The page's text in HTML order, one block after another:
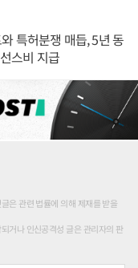
특허분쟁 매듭, 5년 동
스비 지급
은 관련 법률에 의해 제재를 받을
거나 인신공격성 글은 관리자의 판